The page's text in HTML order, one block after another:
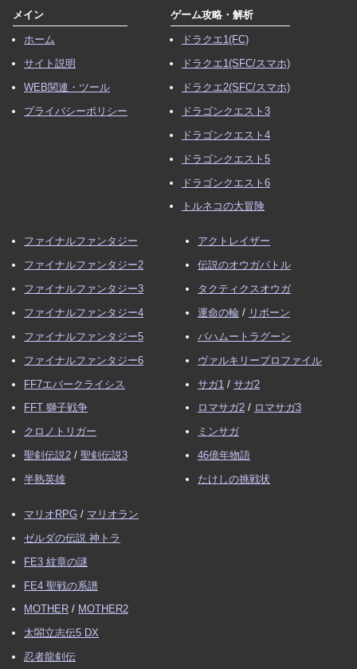
メイン
ホーム
サイト説明
WEB関連・ツール
プライバシーポリシー
ゲーム攻略・解析
ドラクエ1(FC)
ドラクエ1(SFC/スマホ)
ドラクエ2(SFC/スマホ)
ドラゴンクエスト3
ドラゴンクエスト4
ドラゴンクエスト5
ドラゴンクエスト6
トルネコの大冒険
ファイナルファンタジー
ファイナルファンタジー2
ファイナルファンタジー3
ファイナルファンタジー4
ファイナルファンタジー5
ファイナルファンタジー6
FF7エバークライシス
FFT 獅子戦争
クロノトリガー
聖剣伝説2 / 聖剣伝説3
半熟英雄
アクトレイザー
伝説のオウガバトル
タクティクスオウガ
運命の輪 / リボーン
バハムートラグーン
ヴァルキリープロファイル
サガ1 / サガ2
ロマサガ2 / ロマサガ3
ミンサガ
46億年物語
たけしの挑戦状
マリオRPG / マリオラン
ゼルダの伝説 神トラ
FE3 紋章の謎
FE4 聖戦の系譜
MOTHER / MOTHER2
太閤立志伝5 DX
忍者龍剣伝